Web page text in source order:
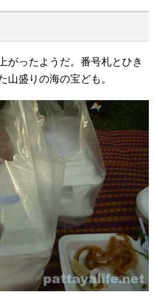
がったようだ。番号札とひき
山盛りの海の宝ども。